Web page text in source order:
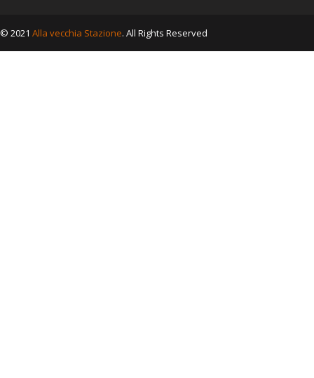
© 2021 Alla vecchia Stazione. All Rights Reserved